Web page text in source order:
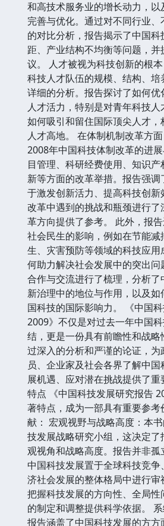
和高技术服务业的增长动力，
完善与优化。通过对不同行业
的对比分析，报告揭示了中国
距、产业结构不均衡等问题，
议。 人才被视为科技创新的根
科技人才队伍的规模、结构、
详细的分析。报告探讨了如何
人才活力，特别是对青年科技
如何吸引和留住国际顶尖人才
人才高地。 在体制机制改革方
2008年中国科技体制改革的进
目管理、科研经费使用、知识
新等方面的改革举措。报告强
于激发创新活力、提高科技创
改革中遇到的挑战和瓶颈进行
革方向提供了参考。 此外，报
社会民生的影响，例如在节能
生、灾害预防等领域的科技应
何助力解决社会发展中的突出
合作与交流进行了梳理，分析
新治理中的地位与作用，以及
国科技的国际影响力。 《中国
2009》不仅是对过去一年中国
结，更是一份具有前瞻性和战
过深入的分析和严谨的论证，为
员、企业家及社会各界了解中
展机遇、应对潜在挑战提供了
特点 《中国科技发展研究报告
著特点，成为一部具有重要参
献： 宏观视野与战略高度：本
技发展战略研究小组，这决定
观视角和战略高度。报告并非
中国科技发展置于全球科技竞
济社会发展的整体格局中进行
把握科技发展的方向性、全局
的制定和调整提供科学依据。
报告涵盖了中国科技发展的方方